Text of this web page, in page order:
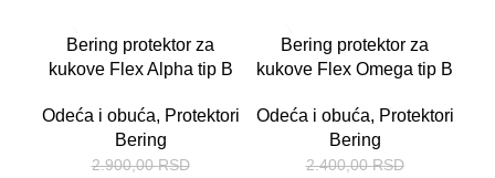
-10%Bering protektor za
kukove Flex Alpha tip B
Odeća i obuća, Protektori
Bering
2.900,00RSD
-13%Bering protektor za
kukove Flex Omega tip B
Odeća i obuća, Protektori
Bering
2.400,00RSD